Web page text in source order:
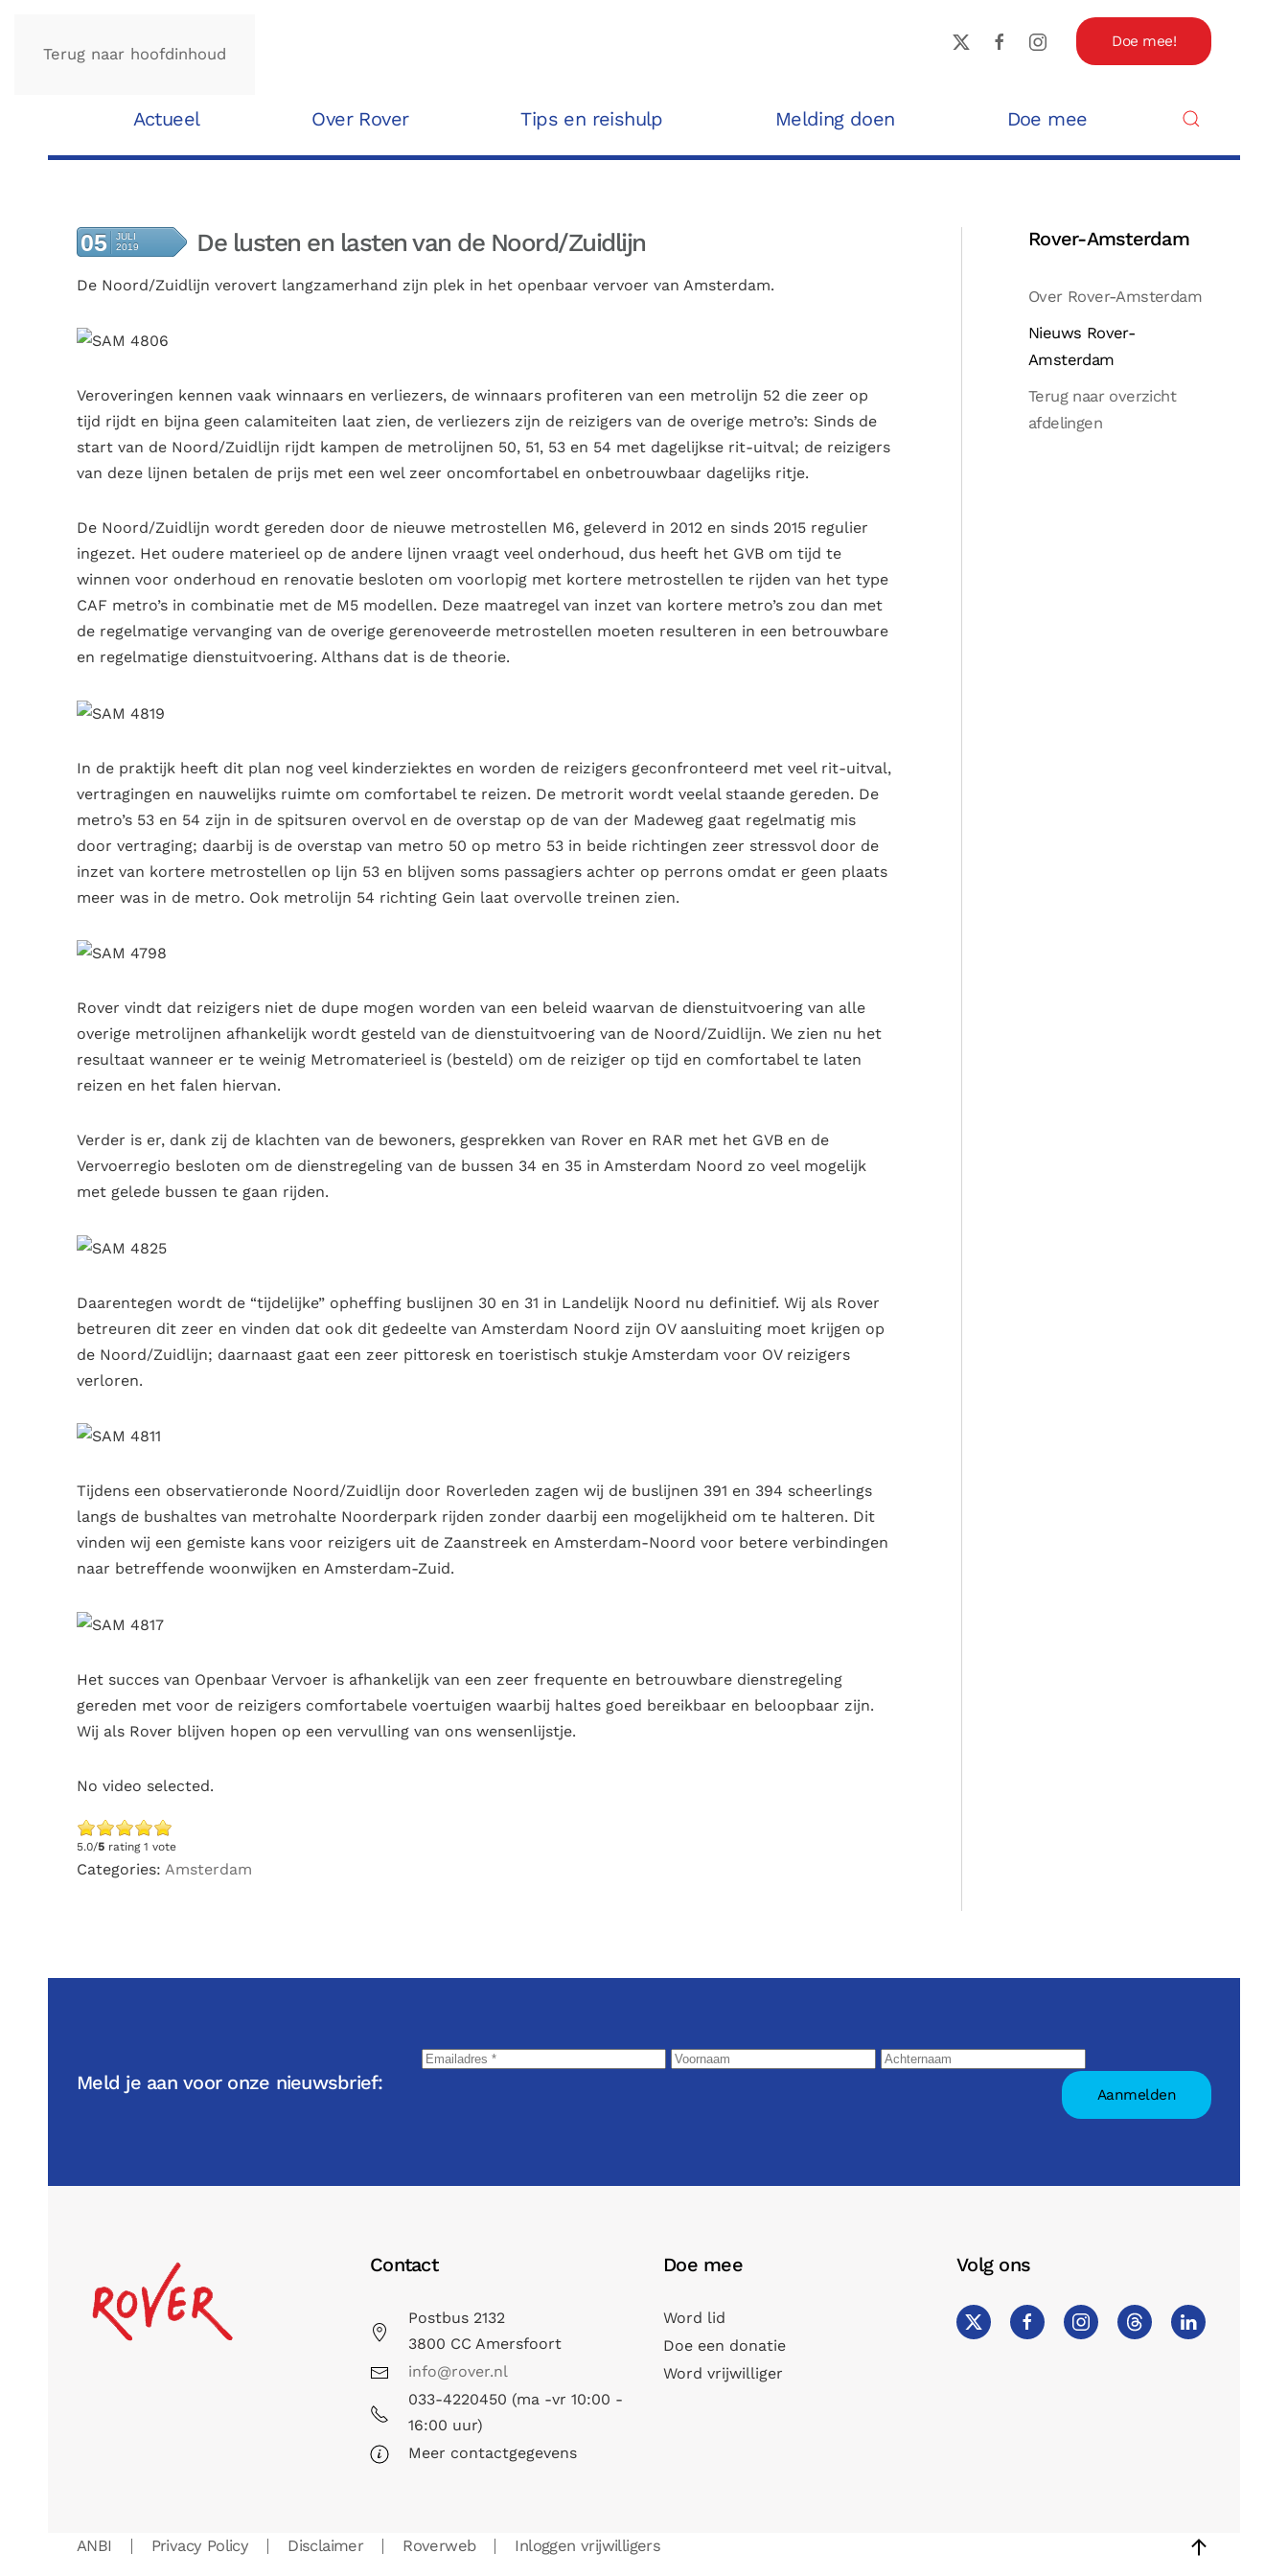
Terug naar hoofdinhoud
Doe mee!
Actueel Over Rover Tips en reishulp Melding doen Doe mee
05
JULI
2019
De lusten en lasten van de Noord/Zuidlijn
De Noord/Zuidlijn verovert langzamerhand zijn plek in het openbaar vervoer van Amsterdam.
Veroveringen kennen vaak winnaars en verliezers, de winnaars profiteren van een metrolijn 52 die zeer op
tijd rijdt en bijna geen calamiteiten laat zien, de verliezers zijn de reizigers van de overige metro’s: Sinds de
start van de Noord/Zuidlijn rijdt kampen de metrolijnen 50, 51, 53 en 54 met dagelijkse rit-uitval; de reizigers
van deze lijnen betalen de prijs met een wel zeer oncomfortabel en onbetrouwbaar dagelijks ritje.
De Noord/Zuidlijn wordt gereden door de nieuwe metrostellen M6, geleverd in 2012 en sinds 2015 regulier
ingezet. Het oudere materieel op de andere lijnen vraagt veel onderhoud, dus heeft het GVB om tijd te
winnen voor onderhoud en renovatie besloten om voorlopig met kortere metrostellen te rijden van het type
CAF metro’s in combinatie met de M5 modellen. Deze maatregel van inzet van kortere metro’s zou dan met
de regelmatige vervanging van de overige gerenoveerde metrostellen moeten resulteren in een betrouwbare
en regelmatige dienstuitvoering. Althans dat is de theorie.
In de praktijk heeft dit plan nog veel kinderziektes en worden de reizigers geconfronteerd met veel rit-uitval,
vertragingen en nauwelijks ruimte om comfortabel te reizen. De metrorit wordt veelal staande gereden. De
metro’s 53 en 54 zijn in de spitsuren overvol en de overstap op de van der Madeweg gaat regelmatig mis
door vertraging; daarbij is de overstap van metro 50 op metro 53 in beide richtingen zeer stressvol door de
inzet van kortere metrostellen op lijn 53 en blijven soms passagiers achter op perrons omdat er geen plaats
meer was in de metro. Ook metrolijn 54 richting Gein laat overvolle treinen zien.
Rover vindt dat reizigers niet de dupe mogen worden van een beleid waarvan de dienstuitvoering van alle
overige metrolijnen afhankelijk wordt gesteld van de dienstuitvoering van de Noord/Zuidlijn. We zien nu het
resultaat wanneer er te weinig Metromaterieel is (besteld) om de reiziger op tijd en comfortabel te laten
reizen en het falen hiervan.
Verder is er, dank zij de klachten van de bewoners, gesprekken van Rover en RAR met het GVB en de
Vervoerregio besloten om de dienstregeling van de bussen 34 en 35 in Amsterdam Noord zo veel mogelijk
met gelede bussen te gaan rijden.
Daarentegen wordt de “tijdelijke” opheffing buslijnen 30 en 31 in Landelijk Noord nu definitief. Wij als Rover
betreuren dit zeer en vinden dat ook dit gedeelte van Amsterdam Noord zijn OV aansluiting moet krijgen op
de Noord/Zuidlijn; daarnaast gaat een zeer pittoresk en toeristisch stukje Amsterdam voor OV reizigers
verloren.
Tijdens een observatieronde Noord/Zuidlijn door Roverleden zagen wij de buslijnen 391 en 394 scheerlings
langs de bushaltes van metrohalte Noorderpark rijden zonder daarbij een mogelijkheid om te halteren. Dit
vinden wij een gemiste kans voor reizigers uit de Zaanstreek en Amsterdam-Noord voor betere verbindingen
naar betreffende woonwijken en Amsterdam-Zuid.
Het succes van Openbaar Vervoer is afhankelijk van een zeer frequente en betrouwbare dienstregeling
gereden met voor de reizigers comfortabele voertuigen waarbij haltes goed bereikbaar en beloopbaar zijn.
Wij als Rover blijven hopen op een vervulling van ons wensenlijstje.
No video selected.
5.0/5 rating 1 vote
Categories: Amsterdam
Rover-Amsterdam
Over Rover-Amsterdam
Nieuws Rover-
Amsterdam
Terug naar overzicht
afdelingen
Meld je aan voor onze nieuwsbrief:
Contact
Postbus 2132
3800 CC Amersfoort
info@rover.nl
033-4220450 (ma -vr 10:00 -
16:00 uur)
Meer contactgegevens
Doe mee
Word lid
Doe een donatie
Word vrijwilliger
Volg ons
ANBI Privacy Policy Disclaimer Roverweb Inloggen vrijwilligers